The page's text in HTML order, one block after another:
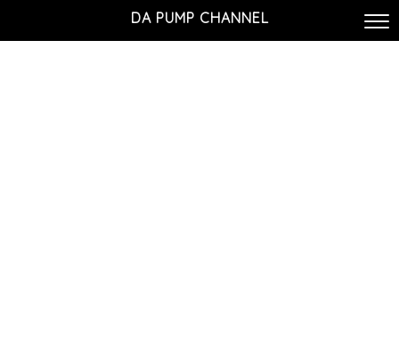
DA PUMP CHANNEL